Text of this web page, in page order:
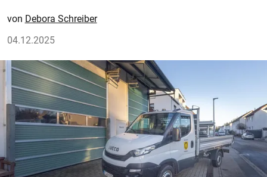
Debora Schreiber
04.12.2025